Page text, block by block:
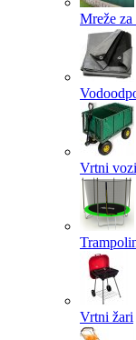
Mreže za
Vrtni
Vrtni žari